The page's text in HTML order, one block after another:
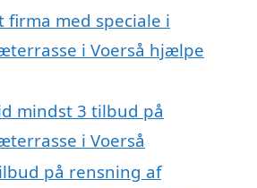
firma med speciale i
i Voerså hjælpe
mindst 3 tilbud på
i Voerså
på rensning af